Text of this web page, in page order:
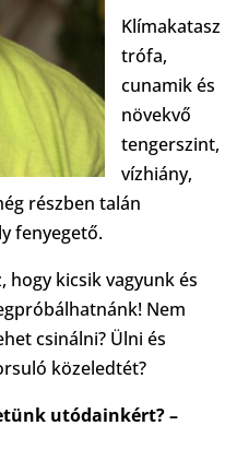
Klímakatasz
trófa,
cunamik és
növekvő
tengerszint,
vízhiány,
részben talán
fenyegető.
hogy kicsik vagyunk és
Nem
csinálni? Ülni és
közeledtét?
utódainkért? –